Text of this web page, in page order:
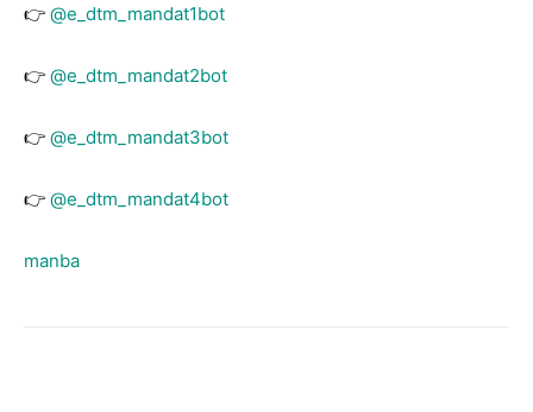
👉 @e_dtm_mandat1bot
👉 @e_dtm_mandat2bot
👉 @e_dtm_mandat3bot
👉 @e_dtm_mandat4bot
manba